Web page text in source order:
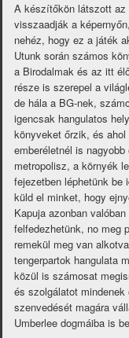
A készítőkön látszott az
visszaadják a
nehéz, hogy ez a játék
Utunk során számos
a Birodalmak és az itt
része is szerepel a
de hála a BG-nek,
igencsak hangulatos
könyveket őrzik, és
emberéletnél is nagyobb
metropolisz, a környék
fejezetben léphetünk be
küld el minket, hogy
Kapuja azonban
felfedezhetünk, no meg
remekül meg van
tengerpartok hangulata
közül is számosat
és szolgálatot
szenvedését magára
Umberlee dogmáiba is